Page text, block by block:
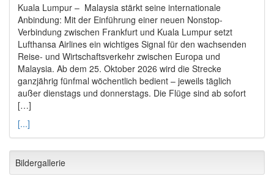
Kuala Lumpur – Malaysia stärkt seine internationale
Anbindung: Mit der Einführung einer neuen Nonstop-
Verbindung zwischen Frankfurt und Kuala Lumpur setzt
Lufthansa Airlines ein wichtiges Signal für den wachsenden
Reise- und Wirtschaftsverkehr zwischen Europa und
Malaysia. Ab dem 25. Oktober 2026 wird die Strecke
ganzjährig fünfmal wöchentlich bedient – jeweils täglich
außer dienstags und donnerstags. Die Flüge sind ab sofort
[…]
[...]
Bildergallerie